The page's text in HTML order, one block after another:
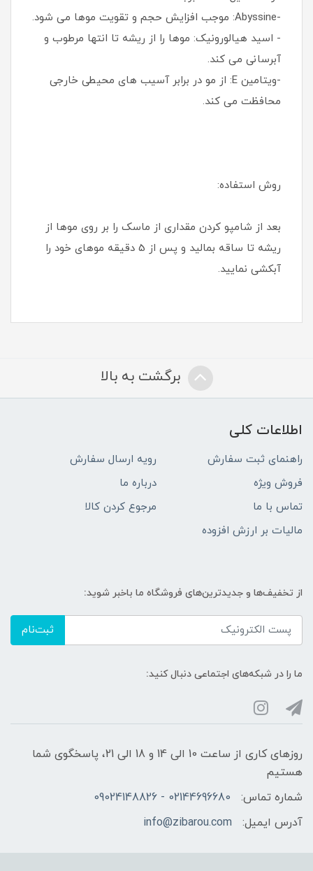
-Abyssine: موجب افزایش حجم و تقویت موها می شود.
- اسید هیالورونیک: موها را از ریشه تا انتها مرطوب و
آبرسانی می کند.
-ویتامین E: از مو در برابر آسیب های محیطی خارجی
محافظت می کند.
روش استفاده:
بعد از شامپو کردن مقداری از ماسک را بر روی موها از
ریشه تا ساقه بمالید و پس از 5 دقیقه موهای خود را
آبکشی نمایید.
برگشت به بالا
اطلاعات کلی
راهنمای ثبت سفارش
رویه ارسال سفارش
فروش ویژه
درباره ما
تماس با ما
مرجوع کردن کالا
مالیات بر ارزش افزوده
از تخفیف‌ها و جدیدترین‌های فروشگاه ما باخبر شوید:
ثبت‌نام
ما را در شبکه‌های اجتماعی دنبال کنید:
روزهای کاری از ساعت 10 الی 14 و 18 الی 21، پاسخگوی شما
هستیم
شماره تماس:
02144696680 - 09024148826
آدرس ایمیل:
info@zibarou.com